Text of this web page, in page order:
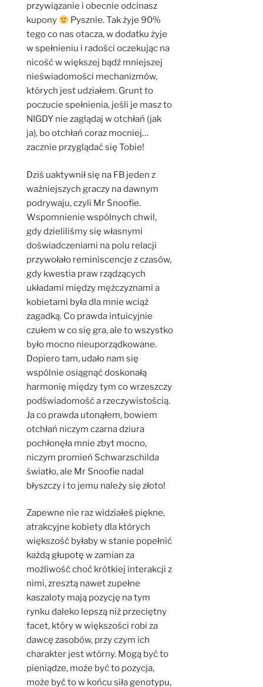
przywiązanie i obecnie odcinasz
kupony
Pysznie. Tak żyje 90%
tego co nas otacza, w dodatku żyje
w spełnieniu i radości oczekując na
nicość w większej bądź mniejszej
nieświadomości mechanizmów,
których jest udziałem. Grunt to
poczucie spełnienia, jeśli je masz to
NIGDY nie zaglądaj w otchłań (jak
ja), bo otchłań coraz mocniej…
zacznie przyglądać się Tobie!
Dziś uaktywnił się na FB jeden z
ważniejszych graczy na dawnym
podrywaju, czyli Mr Snoofie.
Wspomnienie wspólnych chwil,
gdy dzieliliśmy się własnymi
doświadczeniami na polu relacji
przywołało reminiscencje z czasów,
gdy kwestia praw rządzących
układami między mężczyznami a
kobietami była dla mnie wciąż
zagadką. Co prawda intuicyjnie
czułem w co się gra, ale to wszystko
było mocno nieuporządkowane.
Dopiero tam, udało nam się
wspólnie osiągnąć doskonałą
harmonię między tym co wrzeszczy
podświadomość a rzeczywistością.
Ja co prawda utonąłem, bowiem
otchłań niczym czarna dziura
pochłonęła mnie zbyt mocno,
niczym promień Schwarzschilda
światło, ale Mr Snoofie nadal
błyszczy i to jemu należy się złoto!
Zapewne nie raz widziałeś piękne,
atrakcyjne kobiety dla których
większość byłaby w stanie popełnić
każdą głupotę w zamian za
możliwość choć krótkiej interakcji z
nimi, zresztą nawet zupełne
kaszaloty mają pozycję na tym
rynku daleko lepszą niż przeciętny
facet, który w większości robi za
dawcę zasobów, przy czym ich
charakter jest wtórny. Mogą być to
pieniądze, może być to pozycja,
może być to w końcu siła genotypu,